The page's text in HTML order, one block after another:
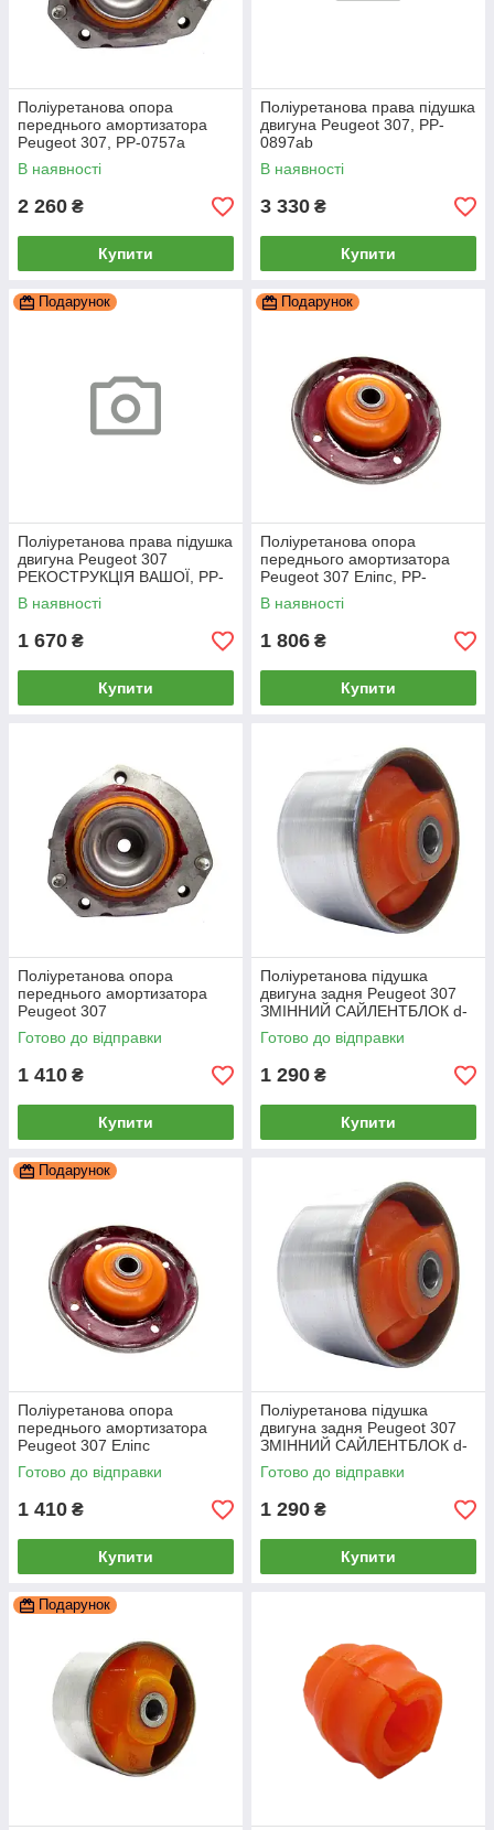
Поліуретанова опора
переднього амортизатора
Peugeot 307, PP-0757a
В наявності
2 260 ₴
Купити
Поліуретанова права підушка
двигуна Peugeot 307, PP-
0897ab
В наявності
3 330 ₴
Купити
Подарунок
Поліуретанова права підушка
двигуна Peugeot 307
РЕКОСТРУКЦІЯ ВАШОЇ, PP-
0897bb
В наявності
1 670 ₴
Купити
Подарунок
Поліуретанова опора
переднього амортизатора
Peugeot 307 Еліпс, PP-
1024aa
В наявності
1 806 ₴
Купити
Поліуретанова опора
переднього амортизатора
Peugeot 307
РЕКОНСТРУКЦІЯ ВАШОЇ,
PP-0757b
Готово до відправки
1 410 ₴
Купити
Поліуретанова підушка
двигуна задня Peugeot 307
ЗМІННИЙ САЙЛЕНТБЛОК d-
70mm, PP-0897c
Готово до відправки
1 290 ₴
Купити
Подарунок
Поліуретанова опора
переднього амортизатора
Peugeot 307 Еліпс
РЕКОНСТРУКЦІЯ ВАШОЇ,
PP-1024ba
Готово до відправки
1 410 ₴
Купити
Поліуретанова підушка
двигуна задня Peugeot 307
ЗМІННИЙ САЙЛЕНТБЛОК d-
70мм, PP-0897c
Готово до відправки
1 290 ₴
Купити
Подарунок